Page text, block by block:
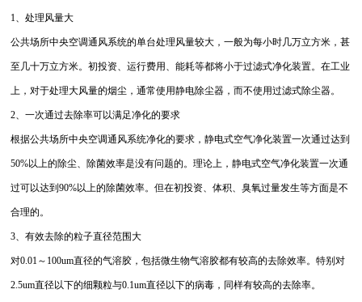
1、处理风量大
公共场所中央空调通风系统的单台处理风量较大，一般为每小时几万立方米，甚
至几十万立方米。初投资、运行费用、能耗等都将小于过滤式净化装置。在工业
上，对于处理大风量的烟尘，通常使用静电除尘器，而不使用过滤式除尘器。
2、一次通过去除率可以满足净化的要求
根据公共场所中央空调通风系统净化的要求，静电式空气净化装置一次通过达到
50%以上的除尘、除菌效率是没有问题的。理论上，静电式空气净化装置一次通
过可以达到90%以上的除菌效率。但在初投资、体积、臭氧过量发生等方面是不
合理的。
3、有效去除的粒子直径范围大
对0.01～100um直径的气溶胶，包括微生物气溶胶都有较高的去除效率。特别对
2.5um直径以下的细颗粒与0.1um直径以下的病毒，同样有较高的去除率。